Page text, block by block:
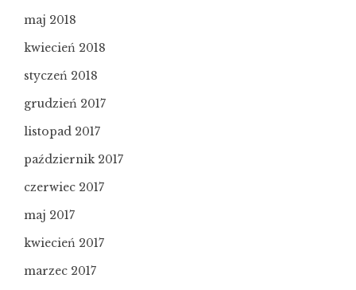
maj 2018
kwiecień 2018
styczeń 2018
grudzień 2017
listopad 2017
październik 2017
czerwiec 2017
maj 2017
kwiecień 2017
marzec 2017